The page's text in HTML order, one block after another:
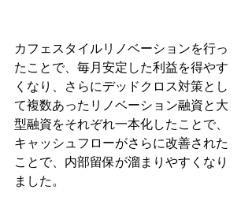
カフェスタイルリノベーションを行っ
たことで、毎月安定した利益を得やす
くなり、さらにデッドクロス対策とし
て複数あったリノベーション融資と大
型融資をそれぞれ一本化したことで、
キャッシュフローがさらに改善された
ことで、内部留保が溜まりやすくなり
ました。